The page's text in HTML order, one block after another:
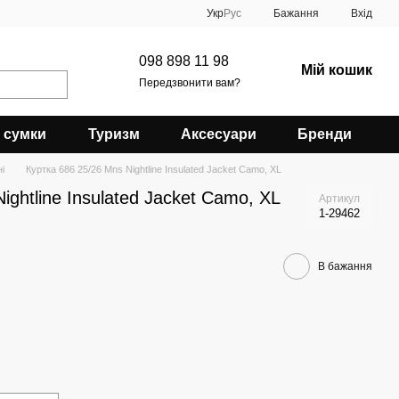
УкрРус Бажання Вхід
098 898 11 98
Передзвонити вам?
Мій кошик
сумки Туризм Аксесуари Бренди
Куртка 686 25/26 Mns Nightline Insulated Jacket Camo, XL
Insulated Jacket Camo, XL Артикул
1-29462
В бажання